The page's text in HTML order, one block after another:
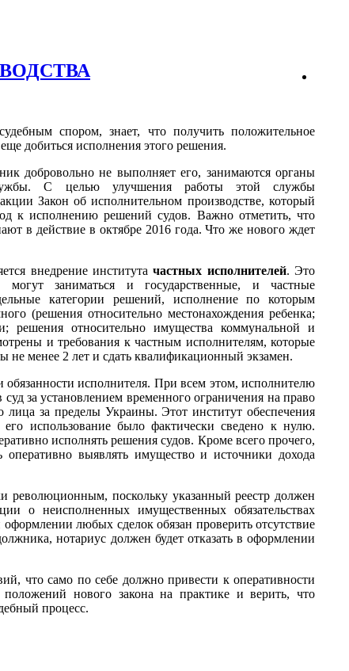
спором, знает, что получить положительное
добиться исполнения этого решения.
добровольно не выполняет его, занимаются органы
С целью улучшения работы этой службы
Закон об исполнительном производстве, который
к исполнению решений судов. Важно отметить, что
в действие в октябре 2016 года. Что же нового ждет
внедрение институтачастных исполнителей. Это
могут заниматься и государственные, и частные
категории решений, исполнение по которым
(решения относительно местонахождения ребенка;
решения относительно имущества коммунальной и
и требования к частным исполнителям, которые
не менее 2 лет и сдать квалификационный экзамен.
исполнителя. При всем этом, исполнителю
за установлением временного ограничения на право
за пределы Украины. Этот институт обеспечения
использование было фактически сведено к нулю.
исполнять решения судов. Кроме всего прочего,
выявлять имущество и источники дохода
революционным, поскольку указанный реестр должен
о неисполненных имущественных обязательствах
любых сделок обязан проверить отсутствие
нотариус должен будет отказать в оформлении
что само по себе должно привести к оперативности
положений нового закона на практике и верить, что
процесс.